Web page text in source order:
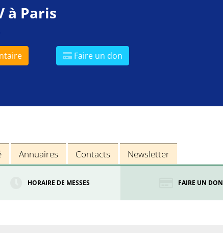
à Paris
Faire un don
Annuaires Contacts Newsletter
HORAIRE DE MESSES FAIRE UN DON